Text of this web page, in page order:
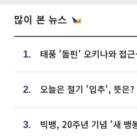
많이 본 뉴스
1.
2. 오늘은 절기 '입추', 뜻은?
3.